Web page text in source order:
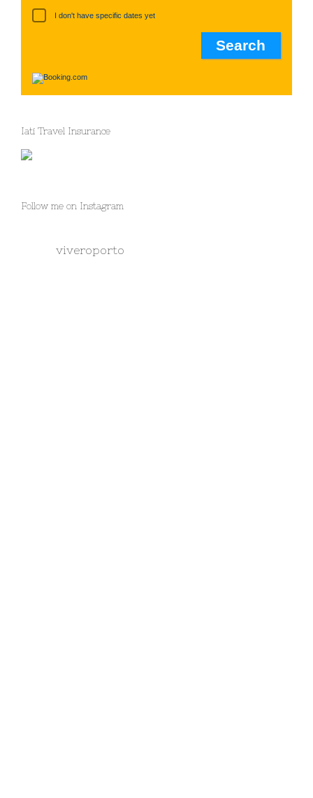
I don't have specific dates yet
Iati Travel Insurance
Follow me on Instagram
viveroporto